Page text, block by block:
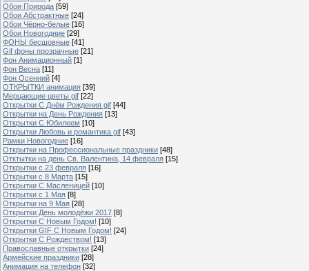
Обои Природа [59]
Обои Абстрактные [24]
Обои Чёрно-белые [16]
Обои Новогодние [29]
ФОНЫ бесшовные [41]
Gif фоны прозрачные [21]
Фон Анимационный [1]
Фон Весна [11]
Фон Осенний [4]
ОТКРЫТКИ анимация [39]
Мерцающие цветы gif [22]
Открытки С Днём Рождения gif [44]
Открытки на День Рождения [13]
Открытки С Юбилеем [10]
Открытки Любовь и романтика gif [43]
Рамки Новогодние [16]
Открытки на Профессиональные праздники [48]
Отктытки на день Св. Валентина, 14 февраля [15]
Открытки с 23 февраля [16]
Открытки с 8 Марта [15]
Открытки С Масленицей [10]
Открытки с 1 Мая [8]
Открытки на 9 Мая [28]
Открытки День молодёжи 2017 [8]
Открытки С Новым Годом! [10]
Открытки GIF С Новым Годом! [24]
Открытки С Рождеством! [13]
Православные открытки [24]
Армейские праздники [28]
Анимация на телефон [32]